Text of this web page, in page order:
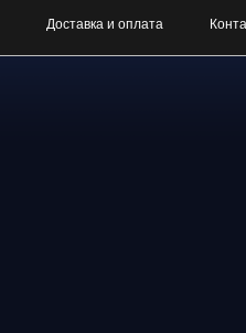
Доставка и оплата